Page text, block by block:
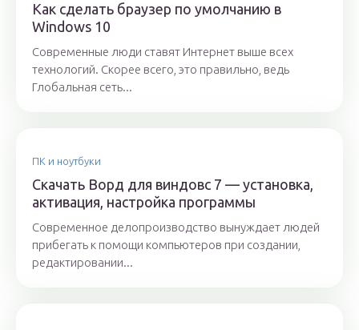
Как сделать браузер по умолчанию в
Windows 10
Современные люди ставят Интернет выше всех
технологий. Скорее всего, это правильно, ведь
Глобальная сеть...
ПК и ноутбуки
Скачать Ворд для виндовс 7 — установка,
активация, настройка программы
Современное делопроизводство вынуждает людей
прибегать к помощи компьютеров при создании,
редактировании...